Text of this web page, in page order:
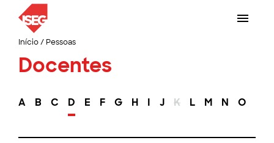
Início/ Pessoas
Docentes
A B C D E F G H I J K L M N O